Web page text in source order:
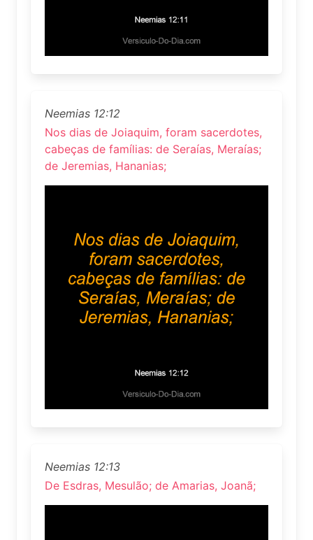
Neemias 12:12
Nos dias de Joiaquim, foram sacerdotes,
cabeças de famílias: de Seraías, Meraías;
de Jeremias, Hananias;
Neemias 12:13
De Esdras, Mesulão; de Amarias, Joanã;